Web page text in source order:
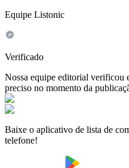
Equipe Listonic
Verificado
Nossa equipe editorial verificou
preciso no momento da
Baixe o aplicativo de lista de
telefone!